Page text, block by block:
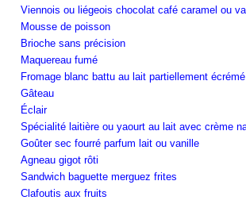
Viennois ou liégeois chocolat café caramel ou
Mousse de poisson
Brioche sans précision
Maquereau fumé
Fromage blanc battu au lait partiellement
Gâteau
Éclair
Spécialité laitière ou yaourt au lait avec crème
Goûter sec fourré parfum lait ou vanille
Agneau gigot rôti
Sandwich baguette merguez frites
Clafoutis aux fruits